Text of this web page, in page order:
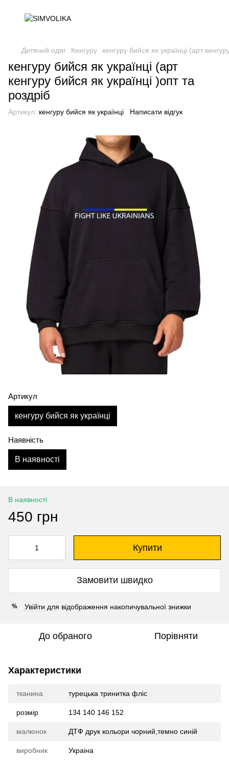
Дитячий одяг Кенгуру кенгуру бийся як українці (арт
кенгуру бийся як українці (арт
кенгуру бийся як українці )опт та
роздріб
Артикул: кенгуру бийся як українці Написати відгук
Артикул
кенгуру бийся як українці
Наявність
В наявності
В наявності
450 грн
Купити
Замовити швидко
% Увійти для відображення накопичувальної знижки
До обраного Порівняти
Характеристики
тканина турецька тринитка фліс
розмір 134 140 146 152
малюнок ДТФ друк кольори чорний,темно синій
виробник Украіна